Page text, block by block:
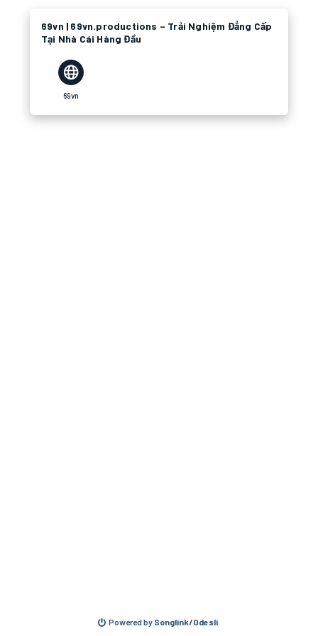
69vn | 69vn.productions – Trải Nghiệm Đẳng Cấp
Tại Nhà Cái Hàng Đầu
69vn
Powered by Songlink/Odesli